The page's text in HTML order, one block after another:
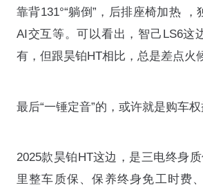
靠背131°“躺倒”，后排座椅加热
AI交互等。可以看出，智己LS6这
有，但跟昊铂HT相比，总是差点火
最后“一锤定音”的，或许就是购车权
2025款昊铂HT这边，是三电终身
里整车质保、保养终身免工时费